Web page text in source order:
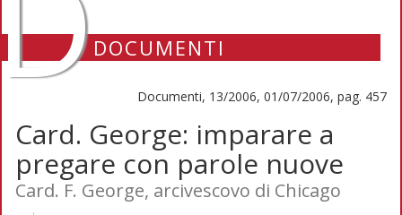
DOCUMENTI
Documenti, 13/2006, 01/07/2006, pag. 457
Card. George: imparare a
pregare con parole nuove
Card. F. George, arcivescovo di Chicago